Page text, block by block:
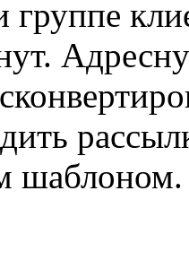
группе